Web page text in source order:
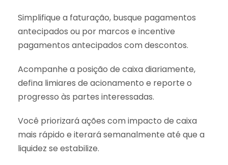
Simplifique a faturação, busque pagamentos
antecipados ou por marcos e incentive
pagamentos antecipados com descontos.
Acompanhe a posição de caixa diariamente,
defina limiares de acionamento e reporte o
progresso às partes interessadas.
Você priorizará ações com impacto de caixa
mais rápido e iterará semanalmente até que a
liquidez se estabilize.